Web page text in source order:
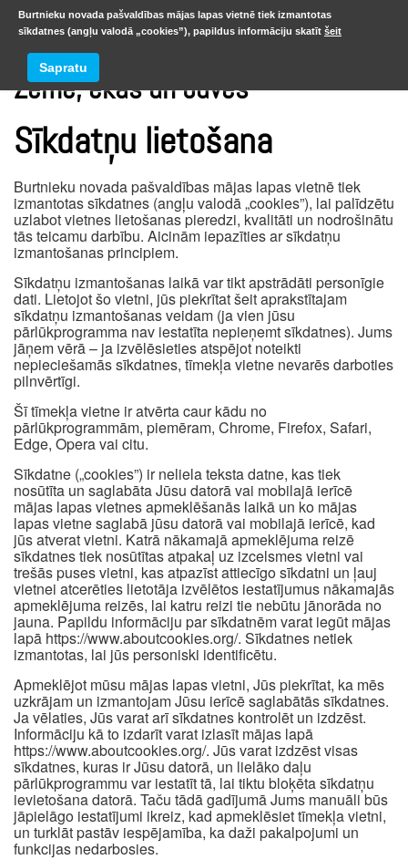
Zeme, ēkas un būves
Sīkdatņu lietošana
Burtnieku novada pašvaldības mājas lapas vietnē tiek
izmantotas sīkdatnes (angļu valodā „cookies”), lai palīdzētu
uzlabot vietnes lietošanas pieredzi, kvalitāti un nodrošinātu
tās teicamu darbību. Aicinām iepazīties ar sīkdatņu
izmantošanas principiem.
Sīkdatņu izmantošanas laikā var tikt apstrādāti personīgie
dati. Lietojot šo vietni, jūs piekrītat šeit aprakstītajam
sīkdatņu izmantošanas veidam (ja vien jūsu
pārlūkprogramma nav iestatīta nepieņemt sīkdatnes). Jums
jāņem vērā – ja izvēlēsieties atspējot noteikti
nepieciešamās sīkdatnes, tīmekļa vietne nevarēs darboties
pilnvērtīgi.
Šī tīmekļa vietne ir atvērta caur kādu no
pārlūkprogrammām, piemēram, Chrome, Firefox, Safari,
Edge, Opera vai citu.
Sīkdatne („cookies”) ir neliela teksta datne, kas tiek
nosūtīta un saglabāta Jūsu datorā vai mobilajā ierīcē
mājas lapas vietnes apmeklēšanās laikā un ko mājas
lapas vietne saglabā jūsu datorā vai mobilajā ierīcē, kad
jūs atverat vietni. Katrā nākamajā apmeklējuma reizē
sīkdatnes tiek nosūtītas atpakaļ uz izcelsmes vietni vai
trešās puses vietni, kas atpazīst attiecīgo sīkdatni un ļauj
vietnei atcerēties lietotāja izvēlētos iestatījumus nākamajās
apmeklējuma reizēs, lai katru reizi tie nebūtu jānorāda no
jauna. Papildu informāciju par sīkdatnēm varat iegūt mājas
lapā https://www.aboutcookies.org/. Sīkdatnes netiek
izmantotas, lai jūs personiski identificētu.
Apmeklējot mūsu mājas lapas vietni, Jūs piekrītat, ka mēs
uzkrājam un izmantojam Jūsu ierīcē saglabātās sīkdatnes.
Ja vēlaties, Jūs varat arī sīkdatnes kontrolēt un izdzēst.
Informāciju kā to izdarīt varat izlasīt mājas lapā
https://www.aboutcookies.org/. Jūs varat izdzēst visas
sīkdatnes, kuras ir Jūsu datorā, un lielāko daļu
pārlūkprogrammu var iestatīt tā, lai tiktu bloķēta sīkdatņu
ievietošana datorā. Taču tādā gadījumā Jums manuāli būs
jāpielāgo iestatījumi ikreiz, kad apmeklēsiet tīmekļa vietni,
un turklāt pastāv iespējamība, ka daži pakalpojumi un
funkcijas nedarbosies.
Burtnieku novada pašvaldības mājas lapas vietnē tiek izmantotas
sīkdatnes (angļu valodā „cookies”), papildus informāciju skatīt šeit
Sapratu